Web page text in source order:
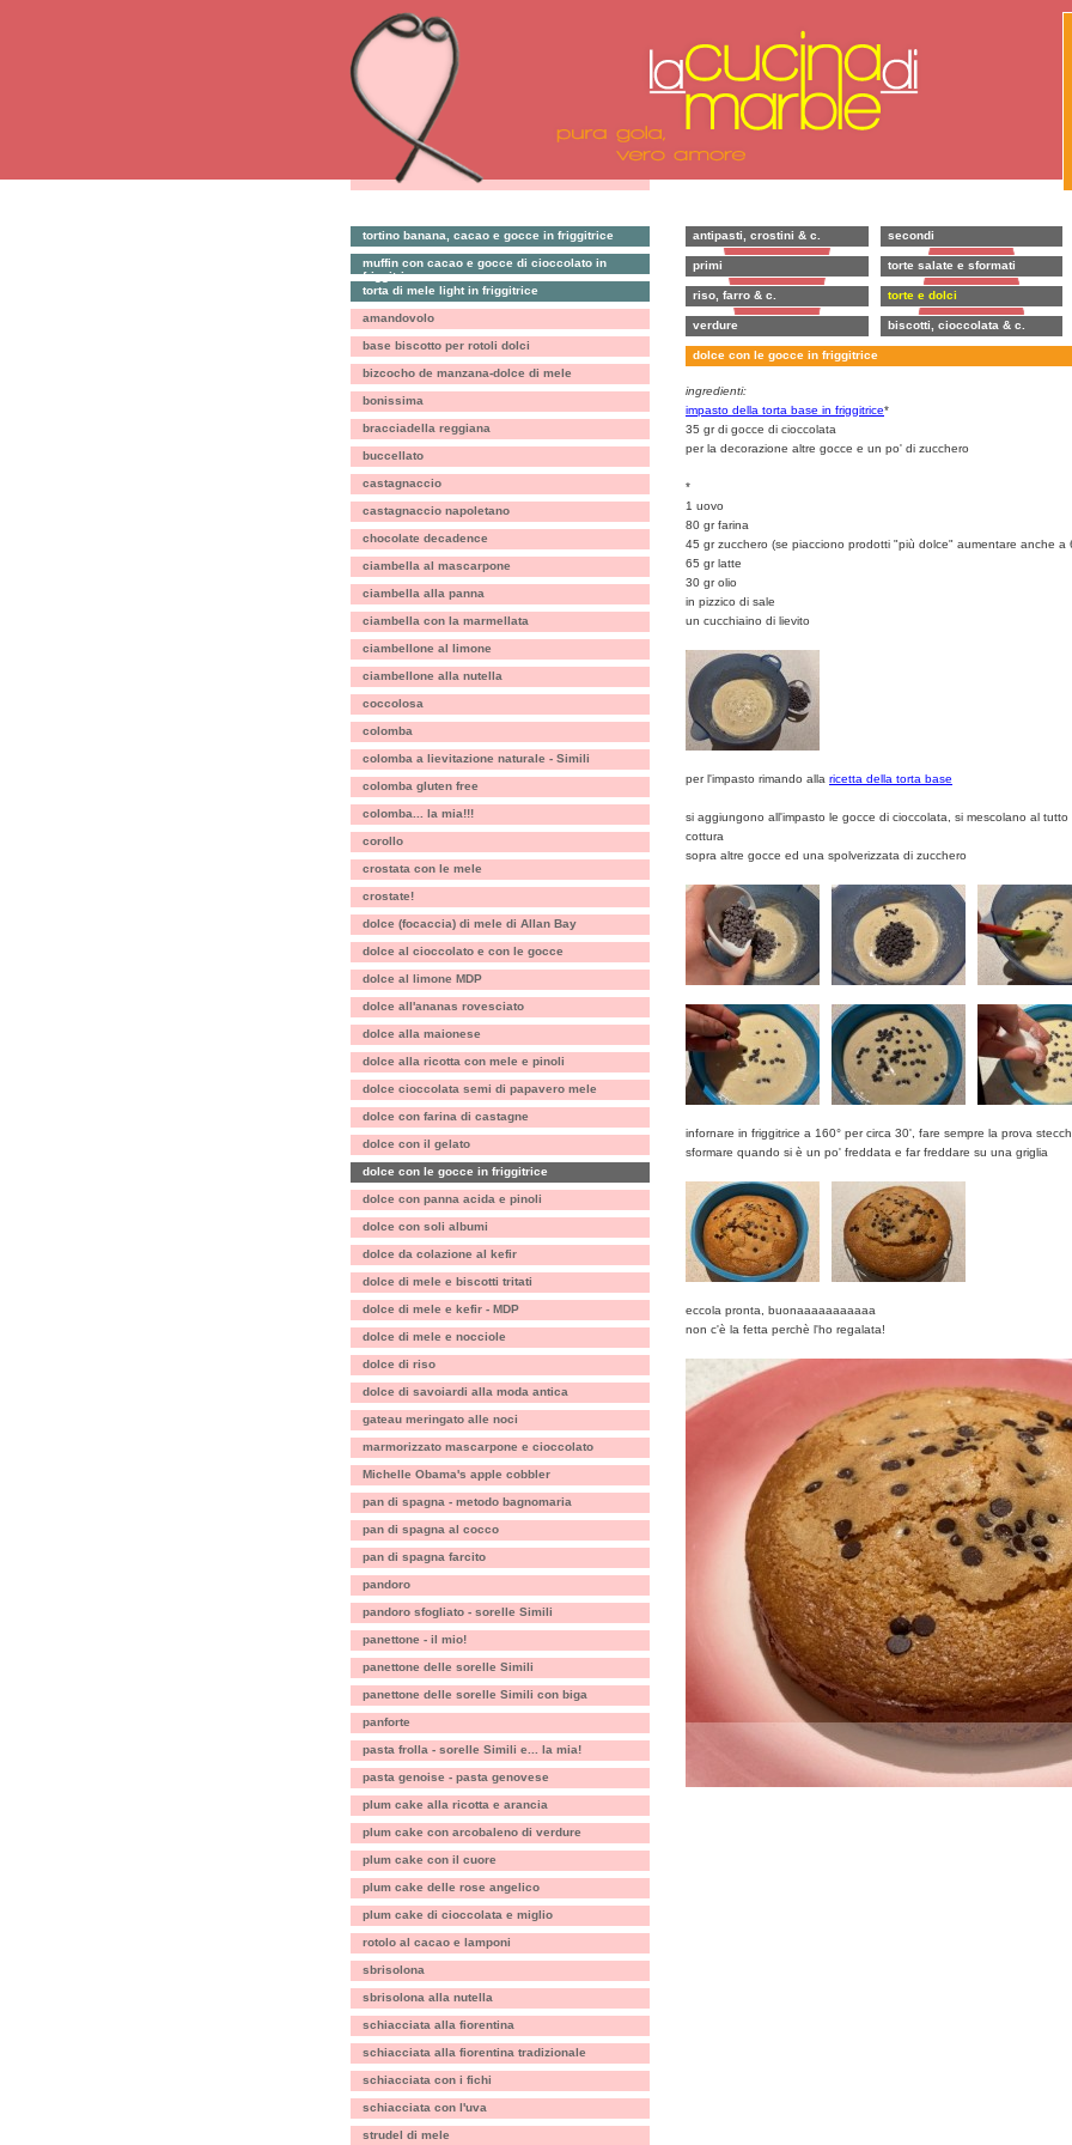
antipasti, crostini & c.
primi
riso, farro & c.
verdure
secondi
torte salate e sformati
torte e dolci
biscotti, cioccolata & c.
tortino banana, cacao e gocce in friggitrice
muffin con cacao e gocce di cioccolato in
friggitrice
torta di mele light in friggitrice
amandovolo
base biscotto per rotoli dolci
bizcocho de manzana-dolce di mele
bonissima
bracciadella reggiana
buccellato
castagnaccio
castagnaccio napoletano
chocolate decadence
ciambella al mascarpone
ciambella alla panna
ciambella con la marmellata
ciambellone al limone
ciambellone alla nutella
coccolosa
colomba
colomba a lievitazione naturale - Simili
colomba gluten free
colomba... la mia!!!
corollo
crostata con le mele
crostate!
dolce (focaccia) di mele di Allan Bay
dolce al cioccolato e con le gocce
dolce al limone MDP
dolce all'ananas rovesciato
dolce alla maionese
dolce alla ricotta con mele e pinoli
dolce cioccolata semi di papavero mele
dolce con farina di castagne
dolce con il gelato
dolce con le gocce in friggitrice
dolce con panna acida e pinoli
dolce con soli albumi
dolce da colazione al kefir
dolce di mele e biscotti tritati
dolce di mele e kefir - MDP
dolce di mele e nocciole
dolce di riso
dolce di savoiardi alla moda antica
gateau meringato alle noci
marmorizzato mascarpone e cioccolato
Michelle Obama's apple cobbler
pan di spagna - metodo bagnomaria
pan di spagna al cocco
pan di spagna farcito
pandoro
pandoro sfogliato - sorelle Simili
panettone - il mio!
panettone delle sorelle Simili
panettone delle sorelle Simili con biga
panforte
pasta frolla - sorelle Simili e... la mia!
pasta genoise - pasta genovese
plum cake alla ricotta e arancia
plum cake con arcobaleno di verdure
plum cake con il cuore
plum cake delle rose angelico
plum cake di cioccolata e miglio
rotolo al cacao e lamponi
sbrisolona
sbrisolona alla nutella
schiacciata alla fiorentina
schiacciata alla fiorentina tradizionale
schiacciata con i fichi
schiacciata con l'uva
strudel di mele
dolce con le gocce in friggitrice
ingredienti:
impasto della torta base in friggitrice*
35 gr di gocce di cioccolata
per la decorazione altre gocce e un po' di zucchero
*
1 uovo
80 gr farina
45 gr zucchero (se piacciono prodotti "più dolce" aumentare anche a
65 gr latte
30 gr olio
in pizzico di sale
un cucchiaino di lievito
per l'impasto rimando alla ricetta della torta base
si aggiungono all'impasto le gocce di cioccolata, si mescolano al
cottura
sopra altre gocce ed una spolverizzata di zucchero
infornare in friggitrice a 160° per circa 30', fare sempre la prova
sformare quando si è un po' freddata e far freddare su una griglia
eccola pronta, buonaaaaaaaaaaa
non c'è la fetta perchè l'ho regalata!